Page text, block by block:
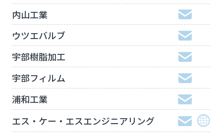
内山工業
ウツエバルブ
宇部樹脂加工
宇部フィルム
浦和工業
エス・ケー・エスエンジニアリング